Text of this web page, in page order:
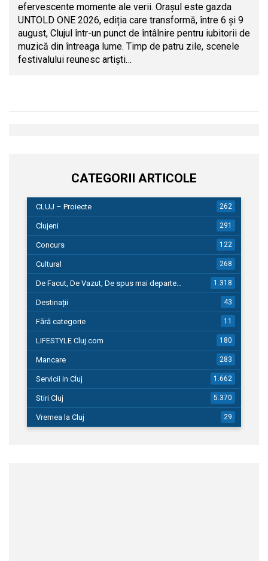
efervescente momente ale verii. Orașul este gazda
UNTOLD ONE 2026, ediția care transformă, între 6 și 9
august, Clujul într-un punct de întâlnire pentru iubitorii de
muzică din întreaga lume. Timp de patru zile, scenele
festivalului reunesc artiști…
CATEGORII ARTICOLE
CLUJ – Proiecte 262
Clujeni 291
Concurs 122
Cultural 268
De Facut, De Vazut, De spus mai departe… 1.318
Destinații 43
Fără categorie 11
LIFESTYLE Cluj.com 180
Mancare 283
Servicii in Cluj 1.662
Stiri Cluj 5.370
Vremea la Cluj 29